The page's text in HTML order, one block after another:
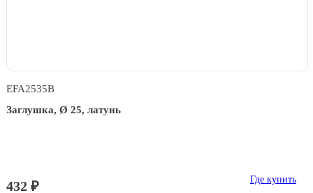
EFA2535B
Заглушка, Ø 25, латунь
432 ₽ Где купить